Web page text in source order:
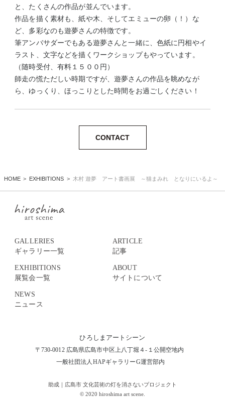
と、たくさんの作品が並んでいます。
作品を描く素材も、紙や木、そしてエミューの卵（！）な
ど、多彩なのも遊夢さんの特徴です。
筆アンバサダーでもある遊夢さんと一緒に、色紙に円相やイ
ラスト、文字などを描くワークショップもやっています。
（随時受付、有料１５００円）
師走の慌ただしい時期ですが、遊夢さんの作品を眺めなが
ら、ゆっくり、ほっこりとした時間をお過ごしください！
CONTACT
HOME EXHIBITIONS 木村 遊夢 アート書画展 ～猫まみれ となりにいるよ～
ひろしまアートシーン
〒730-0012 広島県広島市中区上八丁堀４-１公開空地内
一般社団法人HAPギャラリーG運営部内
GALLERIES
ギャラリー一覧
EXHIBITIONS
展覧会一覧
NEWS
ニュース
ARTICLE
記事
ABOUT
サイトについて
助成｜広島市 文化芸術の灯を消さないプロジェクト
© 2020 hiroshima art scene.